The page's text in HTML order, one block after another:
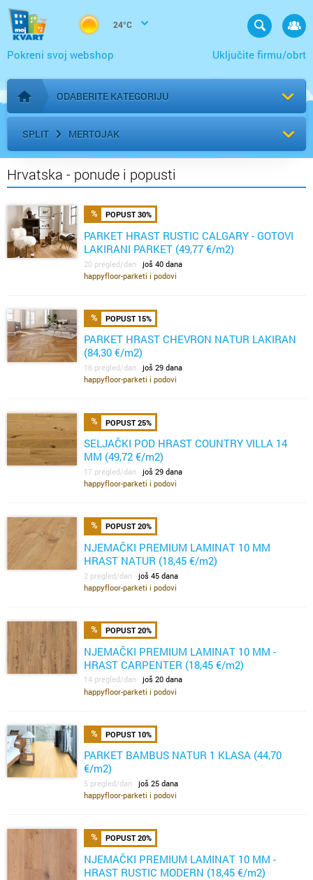
24°C
Uključite firmu/obrt
Pokreni svoj webshop
Početna stranica
ODABERITE KATEGORIJU
SPLIT MERTOJAK
Hrvatska - ponude i popusti
POPUST 30%
PARKET HRAST RUSTIC CALGARY - GOTOVI
LAKIRANI PARKET (49,77 €/m2)
20 pregled/dan još 40 dana
happyfloor-parketi i podovi
POPUST 15%
PARKET HRAST CHEVRON NATUR LAKIRAN
(84,30 €/m2)
16 pregled/dan još 29 dana
happyfloor-parketi i podovi
POPUST 25%
SELJAČKI POD HRAST COUNTRY VILLA 14
MM (49,72 €/m2)
17 pregled/dan još 29 dana
happyfloor-parketi i podovi
POPUST 20%
NJEMAČKI PREMIUM LAMINAT 10 MM
HRAST NATUR (18,45 €/m2)
2 pregled/dan još 45 dana
happyfloor-parketi i podovi
POPUST 20%
NJEMAČKI PREMIUM LAMINAT 10 MM -
HRAST CARPENTER (18,45 €/m2)
14 pregled/dan još 20 dana
happyfloor-parketi i podovi
POPUST 10%
PARKET BAMBUS NATUR 1 KLASA (44,70
€/m2)
5 pregled/dan još 25 dana
happyfloor-parketi i podovi
POPUST 20%
NJEMAČKI PREMIUM LAMINAT 10 MM -
HRAST RUSTIC MODERN (18,45 €/m2)